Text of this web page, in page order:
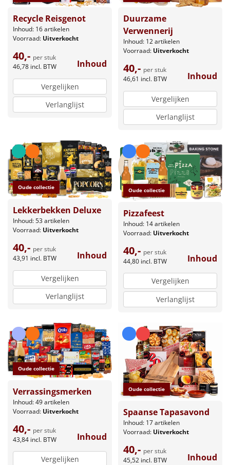
Recycle Reisgenot
Inhoud: 16 artikelen
Voorraad: Uitverkocht
40,- per stuk
46,78 incl. BTW Inhoud
Vergelijken
Verlanglijst
Duurzame
Verwennerij
Inhoud: 12 artikelen
Voorraad: Uitverkocht
40,- per stuk
46,61 incl. BTW Inhoud
Vergelijken
Verlanglijst
Oude collectie
Lekkerbekken Deluxe
Inhoud: 53 artikelen
Voorraad: Uitverkocht
40,- per stuk
43,91 incl. BTW Inhoud
Vergelijken
Verlanglijst
Oude collectie
Pizzafeest
Inhoud: 14 artikelen
Voorraad: Uitverkocht
40,- per stuk
44,80 incl. BTW Inhoud
Vergelijken
Verlanglijst
Oude collectie
Verrassingsmerken
Inhoud: 49 artikelen
Voorraad: Uitverkocht
40,- per stuk
43,84 incl. BTW Inhoud
Vergelijken
Oude collectie
Spaanse Tapasavond
Inhoud: 17 artikelen
Voorraad: Uitverkocht
40,- per stuk
45,52 incl. BTW Inhoud